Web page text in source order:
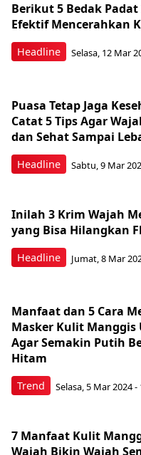
Headline
Berikut 5 Bedak
Efektif Mencerahkan
Selasa, 12 Mar
Headline
Puasa Tetap Jaga
Catat 5 Tips Agar
dan Sehat Sampai
Sabtu, 9 Mar
Headline
Inilah 3 Krim Wajah
yang Bisa Hilangkan
Jumat, 8 Mar
Trend
Manfaat dan 5 Cara
Masker Kulit Manggis
Agar Semakin Putih
Hitam
Selasa, 5 Mar 2024 -
7 Manfaat Kulit
Wajah Bikin Wajah